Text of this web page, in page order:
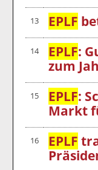
13 EPLF
14 EPLF:
zum
15 EPLF:
Markt
16 EPLF